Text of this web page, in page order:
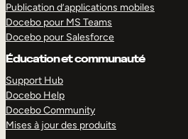
Publication d’applications mobiles
Docebo pour MS Teams
Docebo pour Salesforce
Éducation et communauté
Support Hub
Docebo Help
Docebo Community
Mises à jour des produits